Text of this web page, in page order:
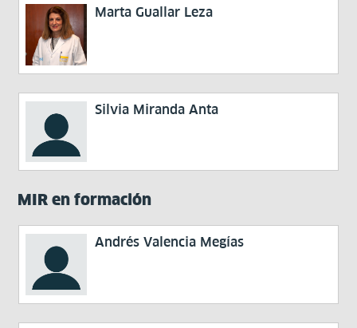
Marta Guallar Leza
Silvia Miranda Anta
MIR en formación
Andrés Valencia Megías